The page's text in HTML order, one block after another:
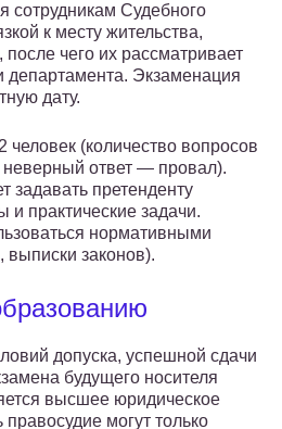
сотрудникам Судебного
к месту жительства,
чего их рассматривает
департамента. Экзаменация
дату.
человек (количество вопросов
ответ — провал).
задавать претенденту
и практические задачи.
нормативными
выписки законов).
допуска, успешной сдачи
будущего носителя
высшее юридическое
могут только